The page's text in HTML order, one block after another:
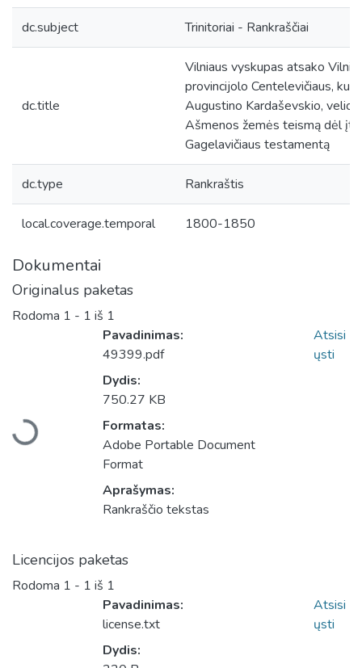
dc.subject Trinitoriai - Rankraščiai
dc.title
Vilniaus vyskupas atsako
provincijolo Centelevičiaus,
Augustino Kardaševskio,
Ašmenos žemės teismą dėl
Gagelavičiaus testamentą
dc.type Rankraštis
local.coverage.temporal 1800-1850
Dokumentai
Originalus paketas
Rodoma 1 - 1 iš 1
Įkeliama...
Pavadinimas:
49399.pdf
Dydis:
750.27 KB
Formatas:
Adobe Portable Document
Format
Aprašymas:
Rankraščio tekstas
Atsisi
ųsti
Licencijos paketas
Rodoma 1 - 1 iš 1
Pavadinimas:
license.txt
Dydis:
Atsisi
ųsti